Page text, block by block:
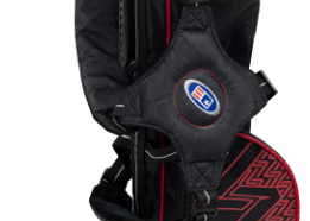
Naisten täyssetit
Naisten aloittelijan setit